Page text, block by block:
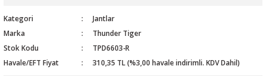
Kategori
Jantlar
Marka
Thunder Tiger
Stok Kodu
TPD6603-R
Havale/EFT Fiyat
310,35 TL (%3,00 havale indirimli. KDV Dahil)